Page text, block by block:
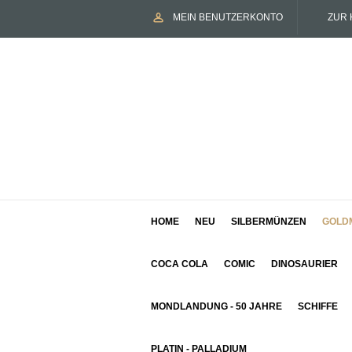
MEIN BENUTZERKONTO ZUR
HOME NEU SILBERMÜNZEN
COCA COLA COMIC DINOSAURIER
MONDLANDUNG - 50 JAHRE SCHIFFE
PLATIN - PALLADIUM